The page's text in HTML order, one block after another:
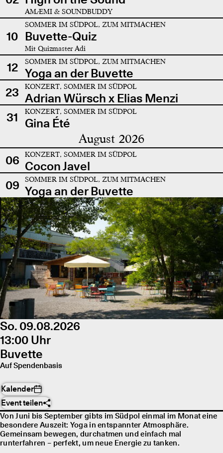
AMÆMI & SOUNDBUDDY
10
SOMMER IM SÜDPOL, ZUM MITMACHEN
Buvette-Quiz
Mit Quizmaster Adi
12 SOMMER IM SÜDPOL, ZUM MITMACHEN
Yoga an der Buvette
23
KONZERT, SOMMER IM SÜDPOL
Adrian Würsch x Elias Menzi
31
KONZERT, SOMMER IM SÜDPOL
Gina Été
August 2026
06 KONZERT, SOMMER IM SÜDPOL
Cocon Javel
09
SOMMER IM SÜDPOL, ZUM MITMACHEN
Yoga an der Buvette
So. 09.08.2026
13:00 Uhr
Buvette
Auf Spendenbasis
Kalender
Event teilen
Von Juni bis September gibts im Südpol einmal im Monat eine
besondere Auszeit: Yoga in entspannter Atmosphäre.
Gemeinsam bewegen, durchatmen und einfach mal
runterfahren – perfekt, um neue Energie zu tanken.